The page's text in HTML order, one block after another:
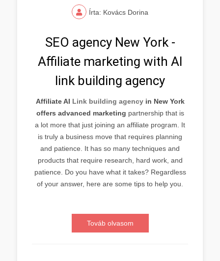
Írta: Kovács Dorina
SEO agency New York -
Affiliate marketing with AI
link building agency
Affiliate AI Link building agencyin New York
offers advanced marketing partnership that is
a lot more that just joining an affiliate program. It
is truly a business move that requires planning
and patience. It has so many techniques and
products that require research, hard work, and
patience. Do you have what it takes? Regardless
of your answer, here are some tips to help you.
Továb olvasom